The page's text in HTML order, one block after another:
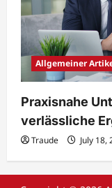
Allgemeiner
Praxisnahe
verlässliche
Traude July 18,